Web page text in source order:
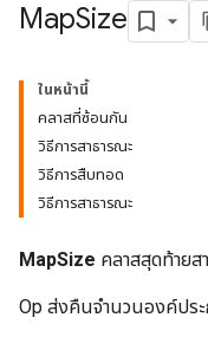
MapSize
ในหน้านี้
คลาสที่ซ้อนกัน
วิธีการสาธารณะ
วิธีการสืบทอด
วิธีการสาธารณะ
MapSize คลาสสุดท้ายส
Op ส่งคืนจำนวนองค์ปร